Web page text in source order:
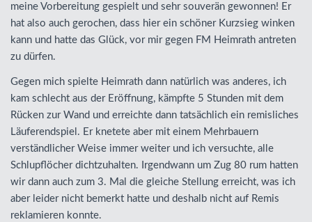
meine Vorbereitung gespielt und sehr souverän gewonnen! Er
hat also auch gerochen, dass hier ein schöner Kurzsieg winken
kann und hatte das Glück, vor mir gegen FM Heimrath antreten
zu dürfen.
Gegen mich spielte Heimrath dann natürlich was anderes, ich
kam schlecht aus der Eröffnung, kämpfte 5 Stunden mit dem
Rücken zur Wand und erreichte dann tatsächlich ein remisliches
Läuferendspiel. Er knetete aber mit einem Mehrbauern
verständlicher Weise immer weiter und ich versuchte, alle
Schlupflöcher dichtzuhalten. Irgendwann um Zug 80 rum hatten
wir dann auch zum 3. Mal die gleiche Stellung erreicht, was ich
aber leider nicht bemerkt hatte und deshalb nicht auf Remis
reklamieren konnte.